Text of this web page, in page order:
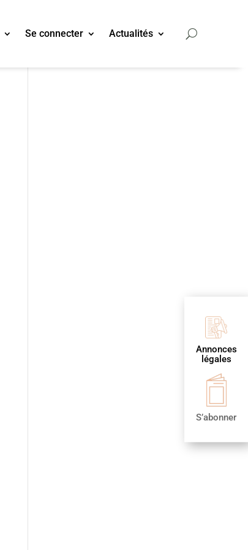
Se connecter Actualités
Annonces
légales
S’abonner